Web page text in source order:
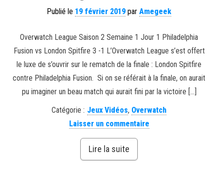
Publié le 19 février 2019 par Amegeek
Overwatch League Saison 2 Semaine 1 Jour 1 Philadelphia
Fusion vs London Spitfire 3 -1 L’Overwatch League s’est offert
le luxe de s’ouvrir sur le rematch de la finale : London Spitfire
contre Philadelphia Fusion. Si on se référait à la finale, on aurait
pu imaginer un beau match qui aurait fini par la victoire […]
Catégorie : Jeux Vidéos, Overwatch
Laisser un commentaire
Lire la suite